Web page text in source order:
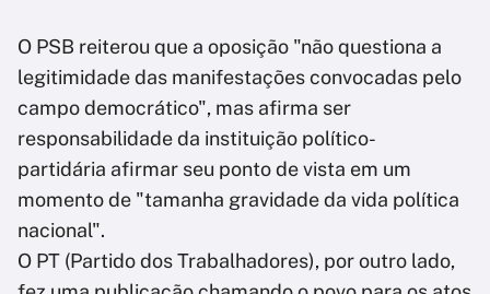
O PSB reiterou que a oposição "não questiona a
legitimidade das manifestações convocadas pelo
campo democrático", mas afirma ser
responsabilidade da instituição político-
partidária afirmar seu ponto de vista em um
momento de "tamanha gravidade da vida política
nacional".
O PT (Partido dos Trabalhadores), por outro lado,